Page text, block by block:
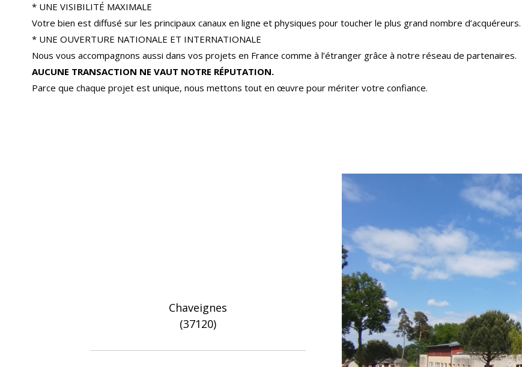
* UNE VISIBILITÉ MAXIMALE
Votre bien est diffusé sur les principaux canaux en ligne et physiques pour toucher le plus grand nombre d’acquéreurs.
* UNE OUVERTURE NATIONALE ET INTERNATIONALE
Nous vous accompagnons aussi dans vos projets en France comme à l’étranger grâce à notre réseau de partenaires.
AUCUNE TRANSACTION NE VAUT NOTRE RÉPUTATION.
Parce que chaque projet est unique, nous mettons tout en œuvre pour mériter votre confiance.
Chaveignes
(37120)